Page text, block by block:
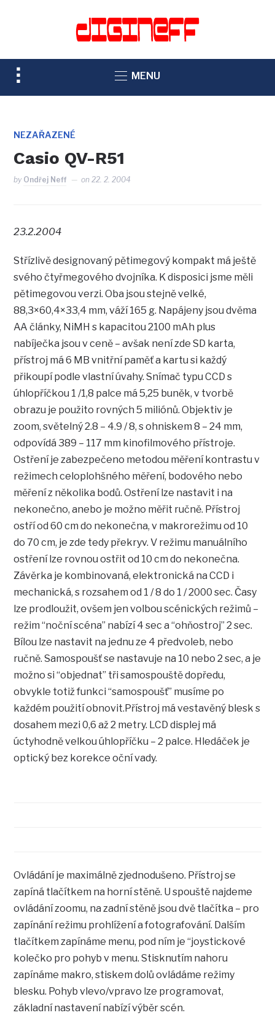
TOGGLE
SIDEBAR
NAVIGATION
MENU
NEZAŘAZENÉ
Casio QV-R51
by Ondřej Neff on22. 2. 2004
23.2.2004
Střízlivě designovaný pětimegový kompakt má ještě
svého čtyřmegového dvojníka. K disposici jsme měli
pětimegovou verzi. Oba jsou stejně velké,
88,3×60,4×33,4 mm, váží 165 g. Napájeny jsou dvěma
AA články, NiMH s kapacitou 2100 mAh plus
nabíječka jsou v ceně – avšak není zde SD karta,
přístroj má 6 MB vnitřní paměť a kartu si každý
přikoupí podle vlastní úvahy. Snímač typu CCD s
úhlopříčkou 1 /1,8 palce má 5,25 buněk, v tvorbě
obrazu je použito rovných 5 miliónů. Objektiv je
zoom, světelný 2.8 – 4.9 / 8, s ohniskem 8 – 24 mm,
odpovídá 389 – 117 mm kinofilmového přístroje.
Ostření je zabezpečeno metodou měření kontrastu v
režimech celoplohšného měření, bodového nebo
měření z několika bodů. Ostření lze nastavit i na
nekonečno, anebo je možno měřit ručně. Přístroj
ostří od 60 cm do nekonečna, v makrorežimu od 10
do 70 cm, je zde tedy překryv. V režimu manuálního
ostření lze rovnou ostřit od 10 cm do nekonečna.
Závěrka je kombinovaná, elektronická na CCD i
mechanická, s rozsahem od 1 / 8 do 1 / 2000 sec. Časy
lze prodloužit, ovšem jen volbou scénických režimů –
režim “noční scéna” nabízí 4 sec a “ohňostroj” 2 sec.
Bílou lze nastavit na jednu ze 4 předvoleb, nebo
ručně. Samospoušť se nastavuje na 10 nebo 2 sec, a je
možno si “objednat” tři samospouště dopředu,
obvykle totiž funkci “samospoušť” musíme po
každém použití obnovit.Přístroj má vestavěný blesk s
dosahem mezi 0,6 až 2 metry. LCD displej má
úctyhodně velkou úhlopříčku – 2 palce. Hledáček je
optický bez korekce oční vady.
Ovládání je maximálně zjednodušeno. Přístroj se
zapíná tlačítkem na horní stěně. U spouště najdeme
ovládání zoomu, na zadní stěně jsou dvě tlačítka – pro
zapínání režimu prohlížení a fotografování. Dalším
tlačítkem zapínáme menu, pod ním je “joystickové
kolečko pro pohyb v menu. Stisknutím nahoru
zapínáme makro, stiskem dolů ovládáme režimy
blesku. Pohyb vlevo/vpravo lze programovat,
základní nastavení nabízí výběr scén.